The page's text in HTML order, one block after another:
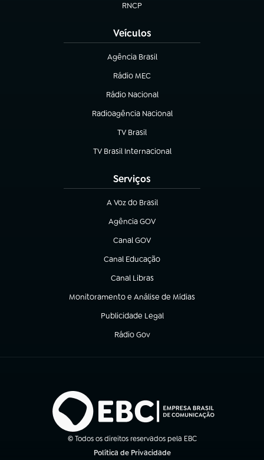
RNCP
(abre em nova aba)
Veículos
Agência Brasil
(abre em nova aba)
Rádio MEC
(abre em nova aba)
Rádio Nacional
Radioagência Nacional
(abre em nova aba)
TV Brasil
(abre em nova aba)
TV Brasil Internacional
(abre em nova aba)
Serviços
A Voz do Brasil
(abre em nova aba)
Agência GOV
(abre em nova aba)
Canal GOV
(abre em nova aba)
Canal Educação
(abre em nova aba)
Canal Libras
(abre em nova aba)
Monitoramento e Análise de Mídias
(abre em nova aba)
Publicidade Legal
(abre em nova aba)
Rádio Gov
(abre em nova aba)
© Todos os direitos reservados pela EBC
Política de Privacidade